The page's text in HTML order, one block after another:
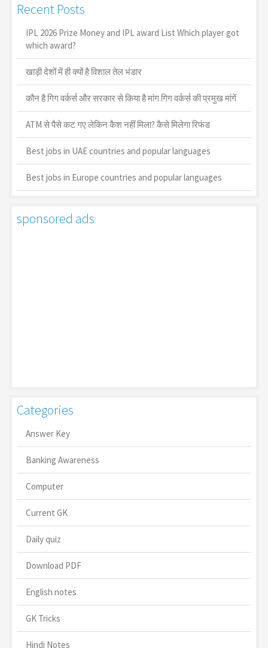
Recent Posts
IPL 2026 Prize Money and IPL award List Which player got
which award?
खाड़ी देशों में ही क्यों है व‍िशाल तेल भंडार
कौन है गिग वर्कर्स और सरकार से किया है मांग गिग वर्कर्स की प्रमुख मांगें
ATM से पैसे कट गए लेकिन कैश नहीं मिला? कैसे मिलेगा रिफंड
Best jobs in UAE countries and popular languages
Best jobs in Europe countries and popular languages
sponsored ads
Categories
Answer Key
Banking Awareness
Computer
Current GK
Daily quiz
Download PDF
English notes
GK Tricks
Hindi Notes